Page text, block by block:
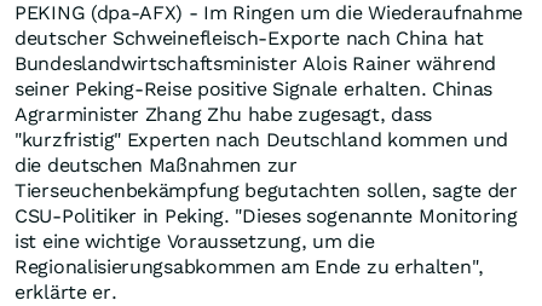
PEKING (dpa-AFX) - Im Ringen um die Wiederaufnahme
deutscher Schweinefleisch-Exporte nach China hat
Bundeslandwirtschaftsminister Alois Rainer während
seiner Peking-Reise positive Signale erhalten. Chinas
Agrarminister Zhang Zhu habe zugesagt, dass
"kurzfristig" Experten nach Deutschland kommen und
die deutschen Maßnahmen zur
Tierseuchenbekämpfung begutachten sollen, sagte der
CSU-Politiker in Peking. "Dieses sogenannte Monitoring
ist eine wichtige Voraussetzung, um die
Regionalisierungsabkommen am Ende zu erhalten",
erklärte er.